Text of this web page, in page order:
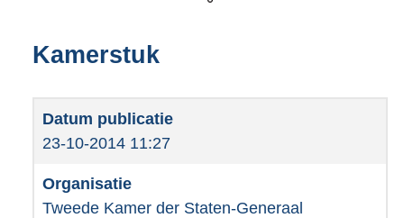
Kamerstuk
23-10-2014 11:27
Tweede Kamer der Staten-Generaal